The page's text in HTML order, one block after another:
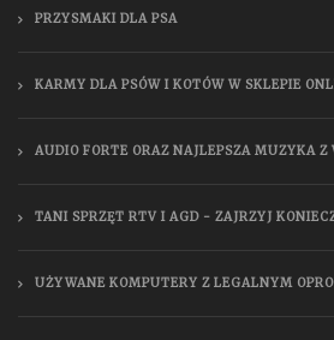
PRZYSMAKI DLA PSA
KARMY DLA PSÓW I KOTÓW W SKLEPIE
AUDIO FORTE ORAZ NAJLEPSZA MUZYKA
TANI SPRZĘT RTV I AGD - ZAJRZYJ
UŻYWANE KOMPUTERY Z LEGALNYM